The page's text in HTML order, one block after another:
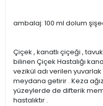
ambalaj: 100 ml dolum
Çiçek , kanatlı çiçeği ,
bilinen Çiçek Hastalığı
vezikül adı verilen
meydana getirir . Keza
yüzeylerde de difterik
hastalıktır .